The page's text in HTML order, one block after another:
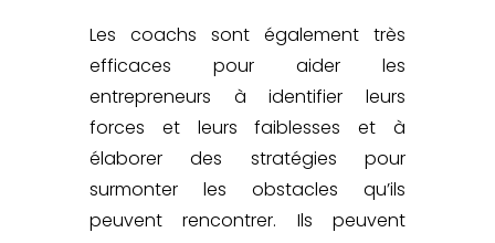
Les coachs sont également très
efficaces pour aider les
entrepreneurs à identifier leurs
forces et leurs faiblesses et à
élaborer des stratégies pour
surmonter les obstacles qu’ils
peuvent rencontrer. Ils peuvent